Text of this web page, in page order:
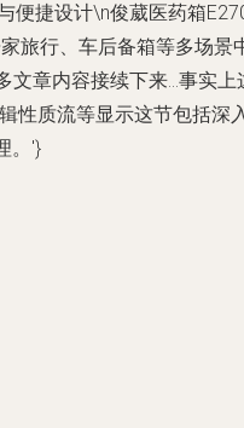
便捷设计\n俊葳医药箱
行、车后备箱等多场
章内容接续下来...事实
质流等显示这节包括
。'}